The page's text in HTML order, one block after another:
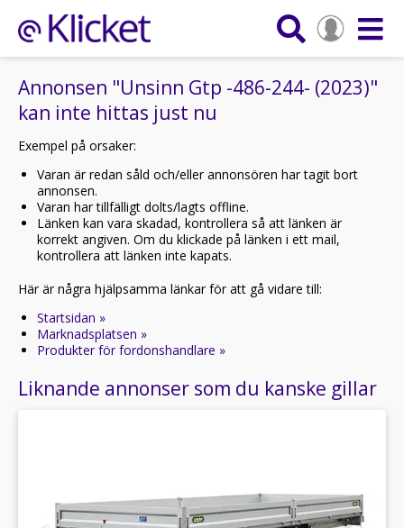
Annonsen "Unsinn Gtp -486-244- (2023)"
kan inte hittas just nu
Exempel på orsaker:
Varan är redan såld och/eller annonsören har tagit bort
annonsen.
Varan har tillfälligt dolts/lagts offline.
Länken kan vara skadad, kontrollera så att länken är
korrekt angiven. Om du klickade på länken i ett mail,
kontrollera att länken inte kapats.
Här är några hjälpsamma länkar för att gå vidare till:
Startsidan »
Marknadsplatsen »
Produkter för fordonshandlare »
Liknande annonser som du kanske gillar